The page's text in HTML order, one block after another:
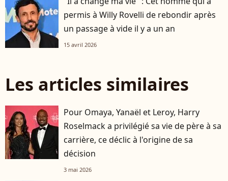
permis à Willy Rovelli de rebondir après
un passage à vide il y a un an
15 avril 2026
Les articles similaires
Pour Omaya, Yanaël et Leroy, Harry
Roselmack a privilégié sa vie de père à sa
carrière, ce déclic à l'origine de sa
décision
3 mai 2026